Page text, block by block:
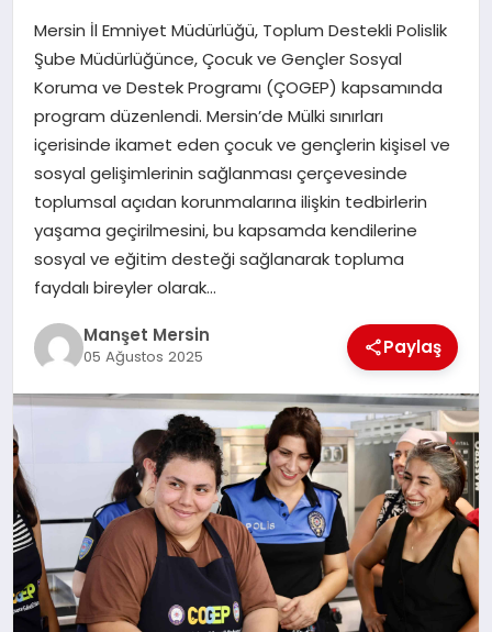
GÜNDEM
KÜLTÜR SANAT
MAGAZİN
SAĞLIK
DİĞER
Mersin İl Emniyet Müdürlüğü, Toplum Destekli Polislik
Şube Müdürlüğünce, Çocuk ve Gençler Sosyal
Koruma ve Destek Programı (ÇOGEP) kapsamında
program düzenlendi. Mersin’de Mülki sınırları
içerisinde ikamet eden çocuk ve gençlerin kişisel ve
sosyal gelişimlerinin sağlanması çerçevesinde
toplumsal açıdan korunmalarına ilişkin tedbirlerin
yaşama geçirilmesini, bu kapsamda kendilerine
sosyal ve eğitim desteği sağlanarak topluma
faydalı bireyler olarak…
Manşet Mersin
05 Ağustos 2025 Paylaş